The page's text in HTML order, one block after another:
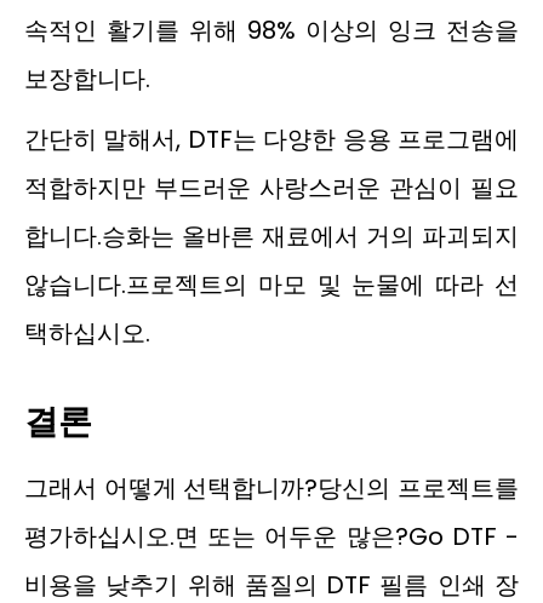
속적인 활기를 위해 98% 이상의 잉크 전송을
보장합니다.
간단히 말해서, DTF는 다양한 응용 프로그램에
적합하지만 부드러운 사랑스러운 관심이 필요
합니다.승화는 올바른 재료에서 거의 파괴되지
않습니다.프로젝트의 마모 및 눈물에 따라 선
택하십시오.
결론
그래서 어떻게 선택합니까?당신의 프로젝트를
평가하십시오.면 또는 어두운 많은?Go DTF -
비용을 낮추기 위해 품질의 DTF 필름 인쇄 장